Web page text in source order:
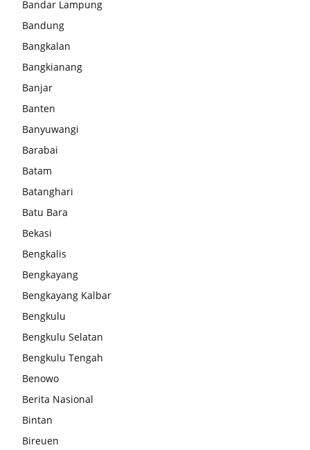
Bandar Lampung
Bandung
Bangkalan
Bangkianang
Banjar
Banten
Banyuwangi
Barabai
Batam
Batanghari
Batu Bara
Bekasi
Bengkalis
Bengkayang
Bengkayang Kalbar
Bengkulu
Bengkulu Selatan
Bengkulu Tengah
Benowo
Berita Nasional
Bintan
Bireuen